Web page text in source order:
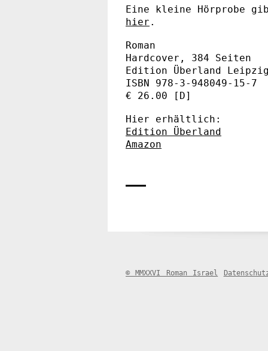
Eine kleine Hörprobe
hier .
Roman
Hardcover, 384 Seiten
Edition Überland
ISBN 978-3-948049-15-7
€ 26.00 [D]
Hier erhältlich:
Edition Überland
Amazon
© MMXXVI Roman Israel